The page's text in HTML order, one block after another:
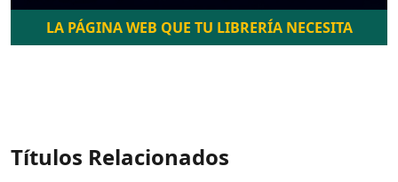
LA PÁGINA WEB QUE TU LIBRERÍA NECESITA
Títulos Relacionados